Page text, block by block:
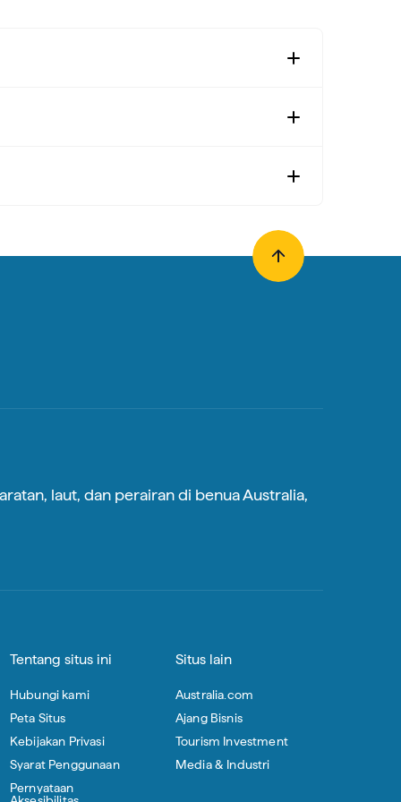
laut, dan perairan di benua Australia,
Tentang situs ini
Hubungi kami
Peta Situs
Kebijakan Privasi
Syarat Penggunaan
Pernyataan
Situs lain
Australia.com
Ajang Bisnis
Tourism Investment
Media & Industri